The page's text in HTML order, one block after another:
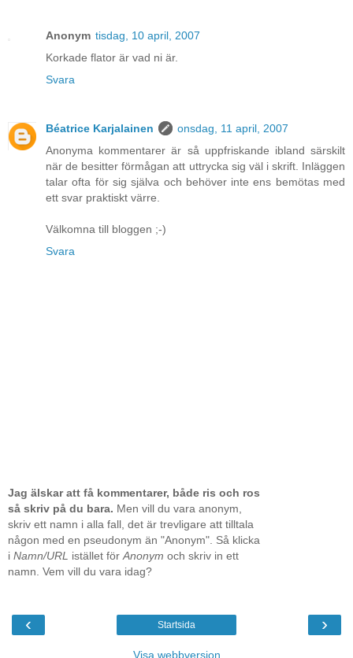
Anonym tisdag, 10 april, 2007
Korkade flator är vad ni är.
Svara
Béatrice Karjalainen
onsdag, 11 april, 2007
Anonyma kommentarer är så uppfriskande ibland särskilt
när de besitter förmågan att uttrycka sig väl i skrift. Inläggen
talar ofta för sig själva och behöver inte ens bemötas med
ett svar praktiskt värre.
Välkomna till bloggen ;-)
Svara
Jag älskar att få kommentarer, både ris och ros
så skriv på du bara. Men vill du vara anonym,
skriv ett namn i alla fall, det är trevligare att tilltala
någon med en pseudonym än "Anonym". Så klicka
i Namn/URL istället för Anonym och skriv in ett
namn. Vem vill du vara idag?
‹ ›
Startsida
Visa webbversion